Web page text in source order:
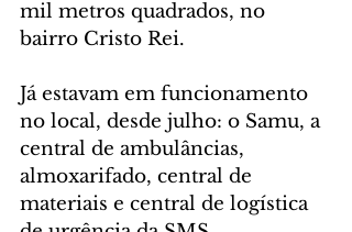
mil metros quadrados, no
bairro Cristo Rei.
Já estavam em funcionamento
no local, desde julho: o Samu, a
central de ambulâncias,
almoxarifado, central de
materiais e central de logística